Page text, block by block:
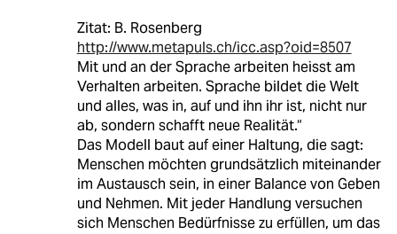
Zitat: B. Rosenberg
http://www.metapuls.ch/icc.asp?oid=8507
Mit und an der Sprache arbeiten heisst am
Verhalten arbeiten. Sprache bildet die Welt
und alles, was in, auf und ihn ihr ist, nicht nur
ab, sondern schafft neue Realität.“
Das Modell baut auf einer Haltung, die sagt:
Menschen möchten grundsätzlich miteinander
im Austausch sein, in einer Balance von Geben
und Nehmen. Mit jeder Handlung versuchen
sich Menschen Bedürfnisse zu erfüllen, um das